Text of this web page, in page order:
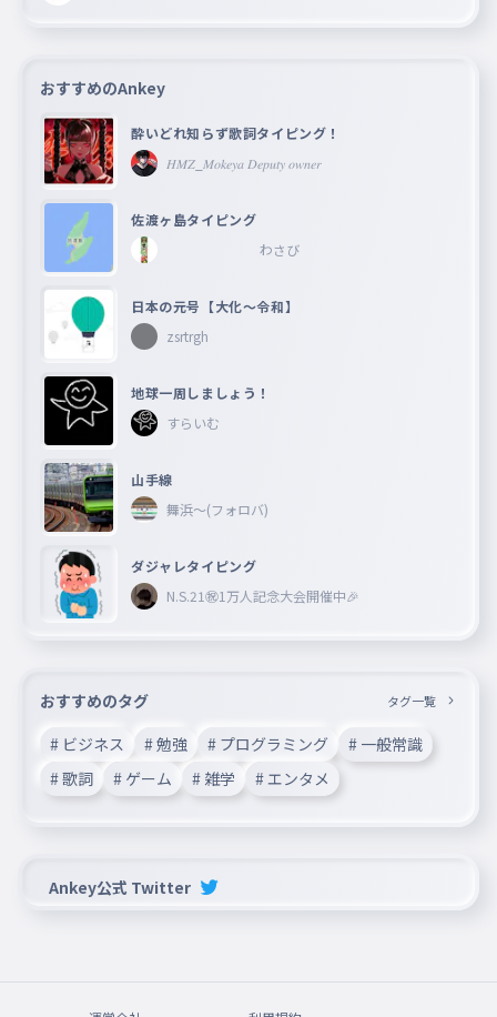
おすすめのAnkey
酔いどれ知らず歌詞タイピング！
𝐻𝑀𝑍_𝑀𝑜𝑘𝑒𝑦𝑎 𝐷𝑒𝑝𝑢𝑡𝑦 𝑜𝑤𝑛𝑒𝑟
佐渡ヶ島タイピング
わさび
日本の元号【大化〜令和】
zsrtrgh
地球一周しましょう！
すらいむ
山手線
舞浜〜(フォロバ)
ダジャレタイピング
N.S.21㊗︎1万人記念大会開催中🎉
おすすめのタグ タグ一覧
# ビジネス # 勉強 # プログラミング
# 一般常識
# 歌詞
# ゲーム # 雑学 # エンタメ
Ankey公式 Twitter